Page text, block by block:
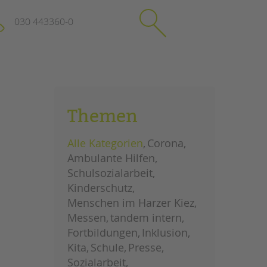
Impressum
Datenschutz
Hinweisgebersystem
Intranet
schließen
030 443360-0
SuchenThemen
Alle Kategorien Corona
Ambulante Hilfen
Schulsozialarbeit
Kinderschutz
Menschen im Harzer Kiez
Messen tandem intern
Fortbildungen Inklusion
Kita Schule Presse
Sozialarbeit